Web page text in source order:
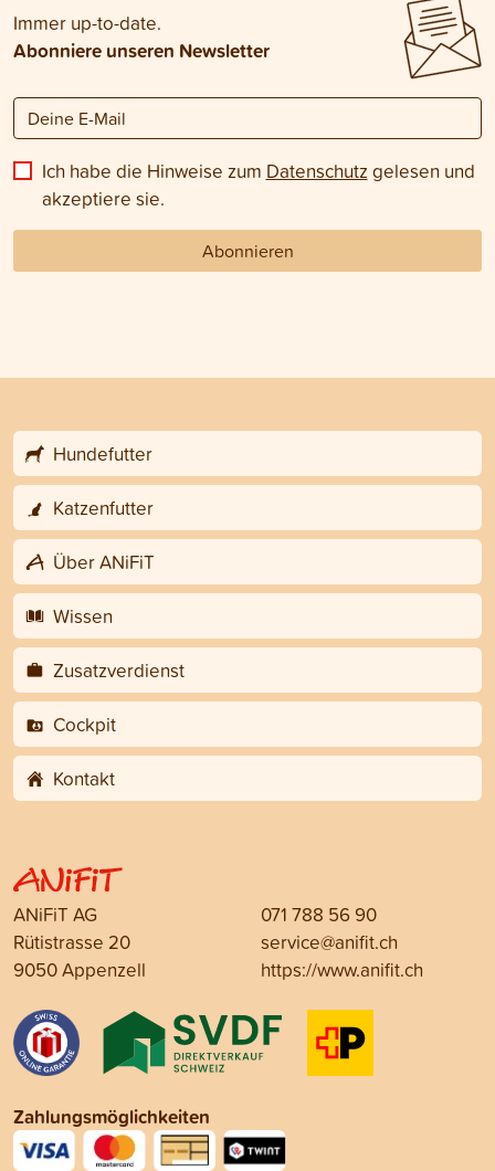
Immer up-to-date.
Abonniere unseren Newsletter
Ich habe die Hinweise zum Datenschutz gelesen und
akzeptiere sie.
Abonnieren
Hundefutter
Katzenfutter
Über ANiFiT
Wissen
Zusatzverdienst
Cockpit
Kontakt
ANiFiT AG
Rütistrasse 20
9050 Appenzell
071 788 56 90
service@anifit.ch
https://www.anifit.ch
Zahlungsmöglichkeiten